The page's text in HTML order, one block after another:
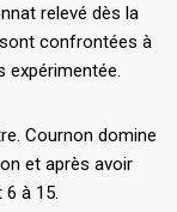
relevé dès la
confrontées à
expérimentée.
Cournon domine
et après avoir
à 15.